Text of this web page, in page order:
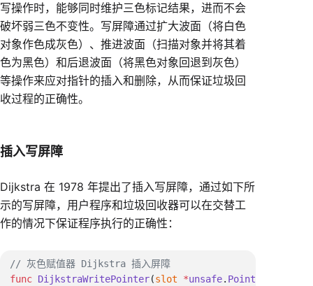
写操作时，能够同时维护三色标记结果，进而不会
破坏弱三色不变性。写屏障通过扩大波面（将白色
对象作色成灰色）、推进波面（扫描对象并将其着
色为黑色）和后退波面（将黑色对象回退到灰色）
等操作来应对指针的插入和删除，从而保证垃圾回
收过程的正确性。
插入写屏障
Dijkstra 在 1978 年提出了插入写屏障，通过如下所
示的写屏障，用户程序和垃圾回收器可以在交替工
作的情况下保证程序执行的正确性：
func DijkstraWritePointer(slot *unsafe. Pointer